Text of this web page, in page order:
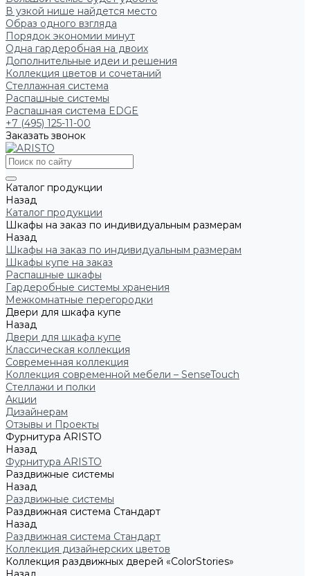
В узкой нише найдется место
Образ одного взгляда
Порядок экономии минут
Одна гардеробная на двоих
Дополнительные идеи и решения
Коллекция цветов и сочетаний
Стеллажная система
Распашные системы
Распашная система EDGE
+7 (495) 125-11-00
Заказать звонок
Каталог продукции
Назад
Каталог продукции
Шкафы на заказ по индивидуальным размерам
Назад
Шкафы на заказ по индивидуальным размерам
Шкафы купе на заказ
Распашные шкафы
Гардеробные системы хранения
Межкомнатные перегородки
Двери для шкафа купе
Назад
Двери для шкафа купе
Классическая коллекция
Современная коллекция
Коллекция современной мебели – SenseTouch
Стеллажи и полки
Акции
Дизайнерам
Отзывы и Проекты
Фурнитура ARISTO
Назад
Фурнитура ARISTO
Раздвижные системы
Назад
Раздвижные системы
Раздвижная система Стандарт
Назад
Раздвижная система Стандарт
Коллекция дизайнерских цветов
Коллекция раздвижных дверей «ColorStories»